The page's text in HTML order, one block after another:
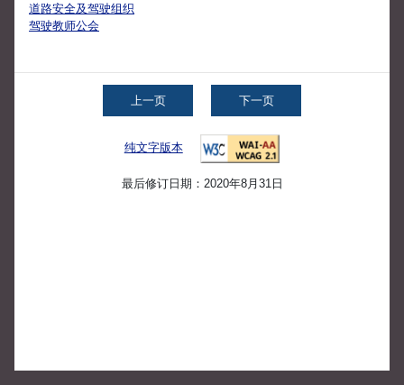
道路安全及驾驶组织
驾驶教师公会
上一页 下一页
纯文字版本
最后修订日期：2020年8月31日